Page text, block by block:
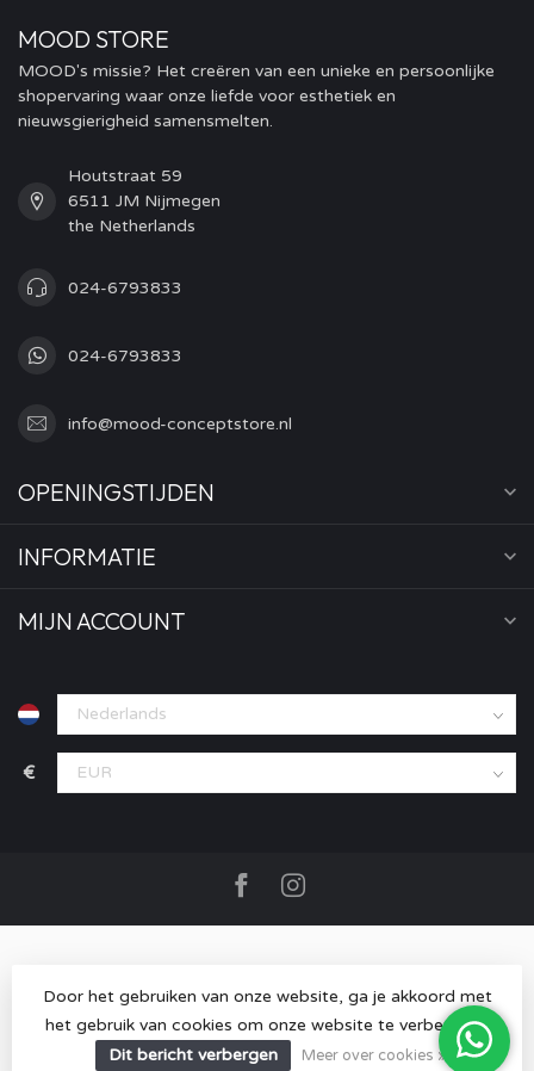
MOOD STORE
MOOD's missie? Het creëren van een unieke en persoonlijke
shopervaring waar onze liefde voor esthetiek en
nieuwsgierigheid samensmelten.
Houtstraat 59
6511 JM Nijmegen
the Netherlands
024-6793833
024-6793833
info@mood-conceptstore.nl
OPENINGSTIJDEN
INFORMATIE
MIJN ACCOUNT
€
© Copyright 2026 MOOD store- Powered byLightspeed-
Lightspeed designby Dyvelopment
Door het gebruiken van onze website, ga je akkoord met
het gebruik van cookies om onze website te verbeteren.
Dit bericht verbergen
Meer over cookies »